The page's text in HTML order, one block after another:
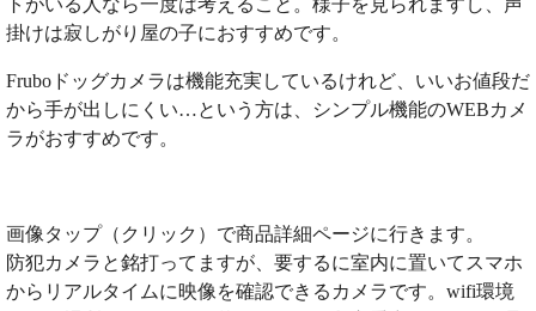
トがいる人なら一度は考えること。様子を見られますし、声
掛けは寂しがり屋の子におすすめです。
Fruboドッグカメラは機能充実しているけれど、いいお値段だ
から手が出しにくい…という方は、シンプル機能のWEBカメ
ラがおすすめです。
画像タップ（クリック）で商品詳細ページに行きます。
防犯カメラと銘打ってますが、要するに室内に置いてスマホ
からリアルタイムに映像を確認できるカメラです。wifi環境